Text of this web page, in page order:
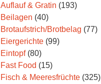
Auflauf & Gratin (193)
Beilagen (40)
Brotaufstrich/Brotbelag (77)
Eiergerichte(99)
Eintopf(80)
Fast Food (15)
Fisch & Meeresfrüchte(325)